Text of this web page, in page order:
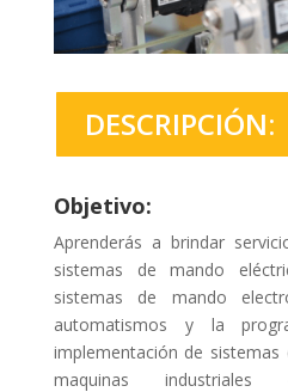
DESCRIPCIÓN:
Objetivo:
Aprenderás a brindar
sistemas de mando
sistemas de mando
automatismos y la
implementación de
maquinas